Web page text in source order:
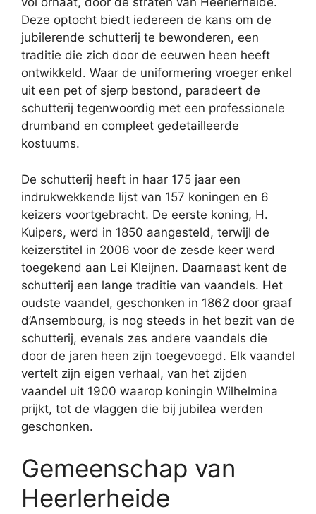
Deze optocht biedt iedereen de kans om de
jubilerende schutterij te bewonderen, een
traditie die zich door de eeuwen heen heeft
ontwikkeld. Waar de uniformering vroeger enkel
uit een pet of sjerp bestond, paradeert de
schutterij tegenwoordig met een professionele
drumband en compleet gedetailleerde
kostuums.
De schutterij heeft in haar 175 jaar een
indrukwekkende lijst van 157 koningen en 6
keizers voortgebracht. De eerste koning, H.
Kuipers, werd in 1850 aangesteld, terwijl de
keizerstitel in 2006 voor de zesde keer werd
toegekend aan Lei Kleijnen. Daarnaast kent de
schutterij een lange traditie van vaandels. Het
oudste vaandel, geschonken in 1862 door graaf
d’Ansembourg, is nog steeds in het bezit van de
schutterij, evenals zes andere vaandels die
door de jaren heen zijn toegevoegd. Elk vaandel
vertelt zijn eigen verhaal, van het zijden
vaandel uit 1900 waarop koningin Wilhelmina
prijkt, tot de vlaggen die bij jubilea werden
geschonken.
Gemeenschap van
Heerlerheide